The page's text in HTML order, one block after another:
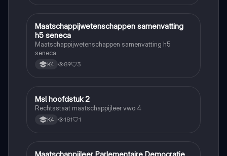
Maatschappijleer
Maatschappijwetenschappen samenvatting
h5 seneca
Maatschappijwetenschappen samenvatting h5
seneca
K4 89 3
Maatschappijleer
Msl hoofdstuk 2
Rechtsstaat maatschappijleer vwo 4
K4 181 1
Maatschappijleer